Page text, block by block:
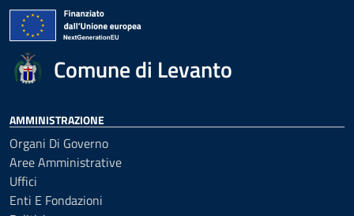
Comune di Levanto
AMMINISTRAZIONE
Organi Di Governo
Aree Amministrative
Uffici
Enti E Fondazioni